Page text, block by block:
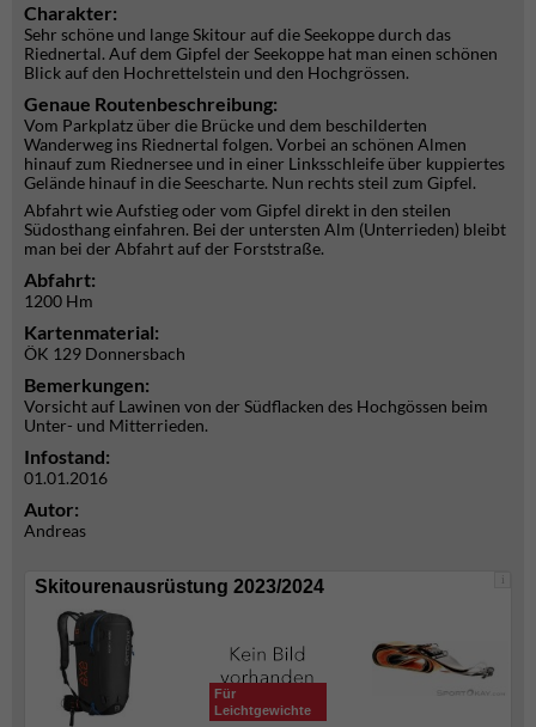
Charakter:
Sehr schöne und lange Skitour auf die Seekoppe durch das
Riednertal. Auf dem Gipfel der Seekoppe hat man einen schönen
Blick auf den Hochrettelstein und den Hochgrössen.
Genaue Routenbeschreibung:
Vom Parkplatz über die Brücke und dem beschilderten
Wanderweg ins Riednertal folgen. Vorbei an schönen Almen
hinauf zum Riednersee und in einer Linksschleife über kuppiertes
Gelände hinauf in die Seescharte. Nun rechts steil zum Gipfel.
Abfahrt wie Aufstieg oder vom Gipfel direkt in den steilen
Südosthang einfahren. Bei der untersten Alm (Unterrieden) bleibt
man bei der Abfahrt auf der Forststraße.
Abfahrt:
1200 Hm
Kartenmaterial:
ÖK 129 Donnersbach
Bemerkungen:
Vorsicht auf Lawinen von der Südflacken des Hochgössen beim
Unter- und Mitterrieden.
Infostand:
01.01.2016
Autor:
Andreas
i
Skitourenausrüstung 2023/2024
Für
Leichtgewichte